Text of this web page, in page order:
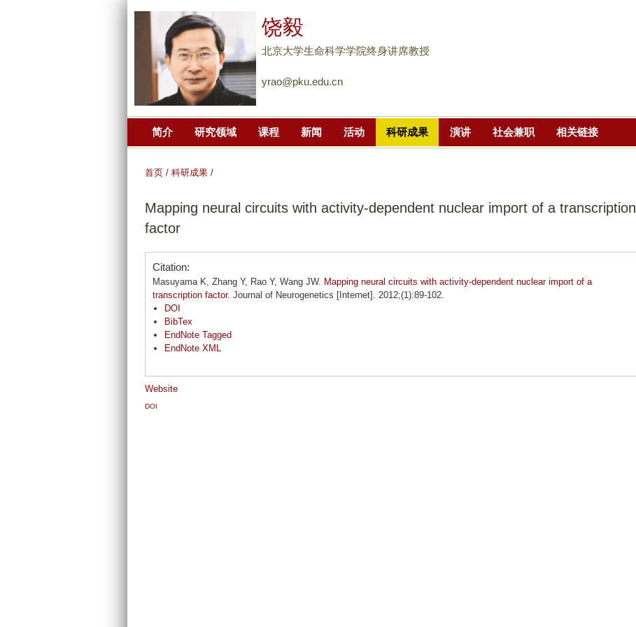
到
主
要
分
饶毅
北京大学生命科学学院终身讲席教授
yrao@pku.edu.cn
简介 研究领域 课程 新闻 活动 科研成果 演讲 社会兼职 相关链接
首页 / 科研成果 /
Mapping neural circuits with activity-dependent nuclear import of a transcription
factor
Citation:
Masuyama K, Zhang Y, Rao Y, Wang JW. Mapping neural circuits with activity-dependent nuclear import of a
transcription factor. Journal of Neurogenetics [Internet]. 2012;(1):89-102.
DOI
BibTex
EndNote Tagged
EndNote XML
Website
DOI